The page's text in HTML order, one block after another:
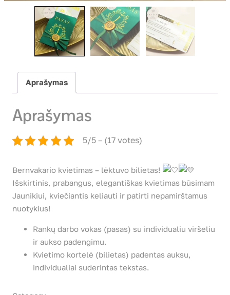
Aprašymas
Aprašymas
5/5 – (17 votes)
Bernvakario kvietimas – lėktuvo bilietas!
Išskirtinis, prabangus, elegantiškas kvietimas būsimam
Jaunikiui, kviečiantis keliauti ir patirti nepamirštamus
nuotykius!
Rankų darbo vokas (pasas) su individualiu viršeliu
ir aukso padengimu.
Kvietimo kortelė (bilietas) padentas auksu,
individualiai suderintas tekstas.